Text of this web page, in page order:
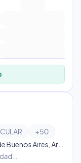
+50